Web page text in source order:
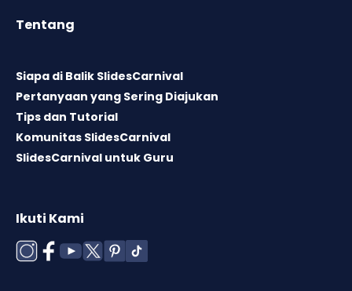
Tentang
Siapa di Balik SlidesCarnival
Pertanyaan yang Sering Diajukan
Tips dan Tutorial
Komunitas SlidesCarnival
SlidesCarnival untuk Guru
Ikuti Kami